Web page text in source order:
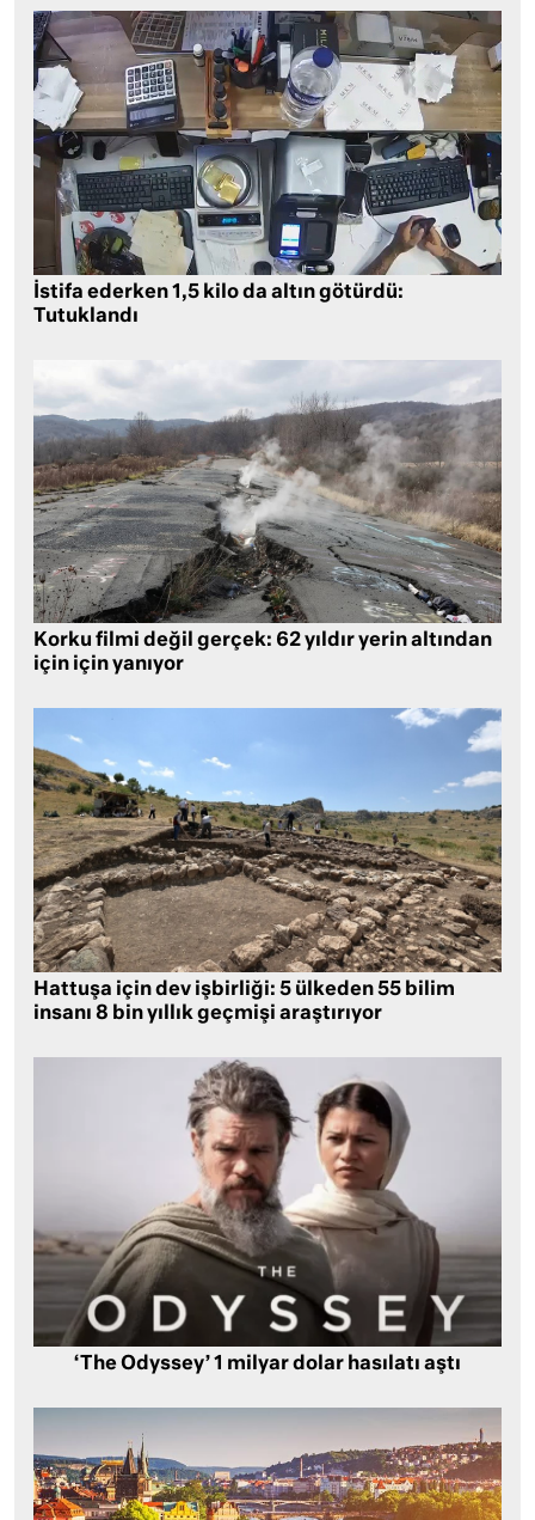
İstifa ederken 1,5 kilo da altın götürdü:
Tutuklandı
Korku filmi değil gerçek: 62 yıldır yerin altından
için için yanıyor
Hattuşa için dev işbirliği: 5 ülkeden 55 bilim
insanı 8 bin yıllık geçmişi araştırıyor
‘The Odyssey’ 1 milyar dolar hasılatı aştı